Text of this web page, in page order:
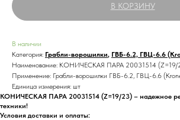
В КОРЗИНУ
В наличии
Категория: Грабли-ворошилки, ГВБ-6.2, ГВЦ-6.6
Наименование: КОНИЧЕСКАЯ ПАРА 20031514 (Z=19/
Применение: Грабли-ворошилки ГВБ-6.2, ГВЦ-6.6
Единица измерения: шт
КОНИЧЕСКАЯ ПАРА 20031514 (Z=19/23) – надежное
техники!
Условия доставки и оплаты: